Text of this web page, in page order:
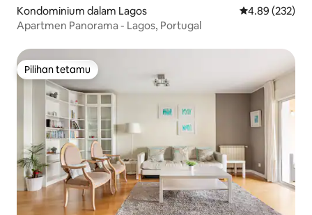
Kondominium dalam Lagos Penarafan
4.89 (232)
Apartmen Panorama - Lagos, Portugal
Pilihan tetamu
Pilihan tetamu